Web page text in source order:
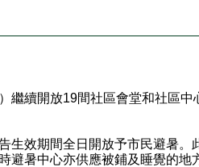
續開放19間社區會堂和社區中
效期間全日開放予市民避暑。
避暑中心亦供應被鋪及睡覺的地